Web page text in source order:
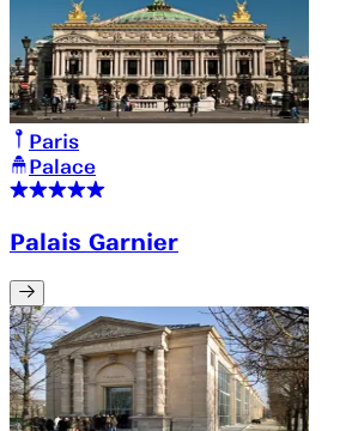
Paris
Palace
Palais Garnier